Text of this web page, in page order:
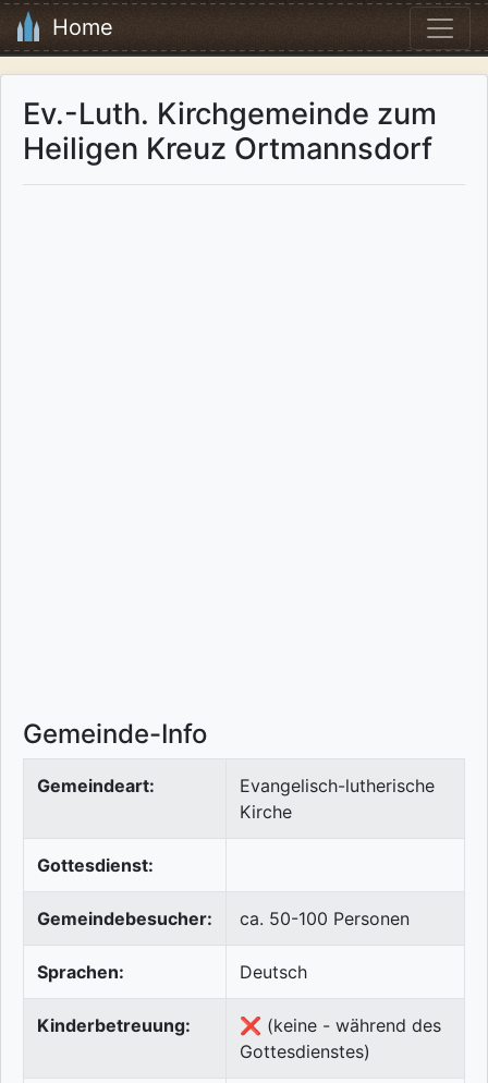
Home
Ev.-Luth. Kirchgemeinde zum
Heiligen Kreuz Ortmannsdorf
Gemeinde-Info
Gemeindeart:
Evangelisch-lutherische
Kirche
Gottesdienst:
Gemeindebesucher: ca. 50-100 Personen
Sprachen: Deutsch
Kinderbetreuung:
❌ (keine - während des
Gottesdienstes)